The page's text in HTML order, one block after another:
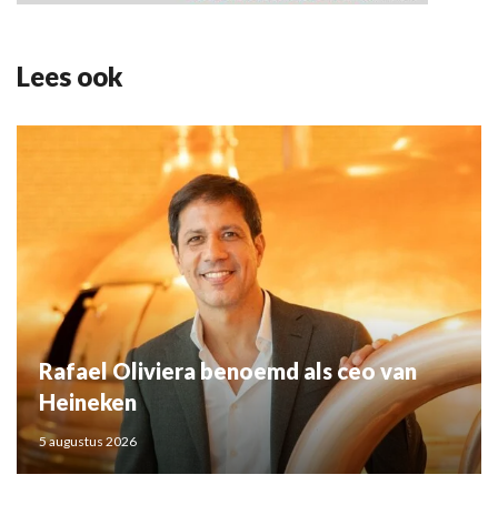
Lees ook
Rafael Oliviera benoemd als ceo van
Heineken
5 augustus 2026